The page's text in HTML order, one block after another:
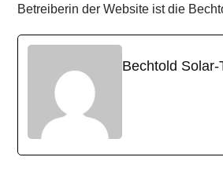
Betreiberin der Website ist die
Bechtold